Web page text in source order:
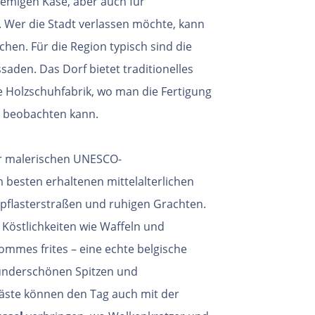
die Stadt verlassen möchte, kann
Für die Region typisch sind die
Das Dorf bietet traditionelles
wo man die Fertigung
kann.
UNESCO-
besten erhaltenen mittelalterlichen
und ruhigen Grachten.
wie Waffeln und
frites – eine echte belgische
Spitzen und
können den Tag auch mit der